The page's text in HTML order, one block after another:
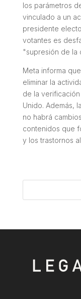
los parámetros
vinculado a un
presidente
votantes es
"supresión de la
Meta informa
eliminar la
de la
Unido. Además,
no habrá
contenidos que
y los trastornos